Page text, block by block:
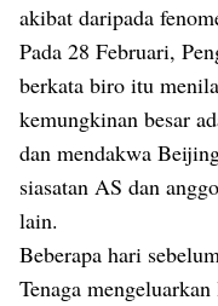
akibat daripada
Pada 28 Februari,
berkata biro itu
kemungkinan besar
dan mendakwa
siasatan AS dan
lain.
Beberapa hari
Tenaga